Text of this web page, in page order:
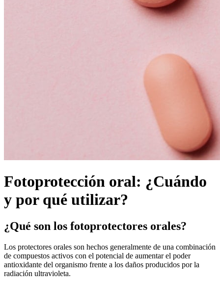
Fotoprotección oral: ¿Cuándo
y por qué utilizar?
¿Qué son los fotoprotectores orales?
Los protectores orales son hechos generalmente de una combinación
de compuestos activos con el potencial de aumentar el poder
antioxidante del organismo frente a los daños producidos por la
radiación ultravioleta.